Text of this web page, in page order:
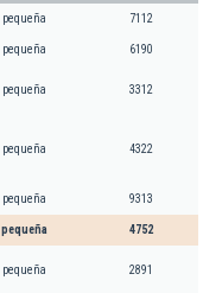
pequeña 7112
pequeña 6190
pequeña 3312
pequeña 4322
pequeña 9313
pequeña 4752
pequeña 2891